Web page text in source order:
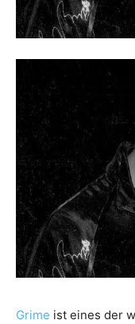
Grime ist eines der